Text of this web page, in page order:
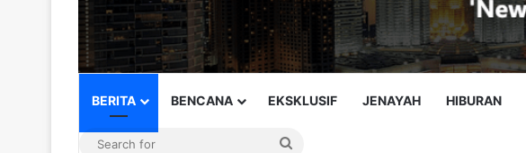
BERITA BENCANA EKSKLUSIF JENAYAH HIBURAN